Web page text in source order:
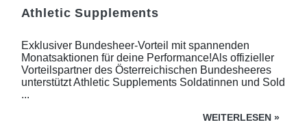
Athletic Supplements
Exklusiver Bundesheer-Vorteil mit spannenden
Monatsaktionen für deine Performance!Als offizieller
Vorteilspartner des Österreichischen Bundesheeres
unterstützt Athletic Supplements Soldatinnen und Sold
...
WEITERLESEN »